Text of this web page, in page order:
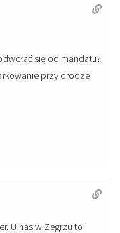
się od mandatu?
przy drodze
U nas w Zegrzu to